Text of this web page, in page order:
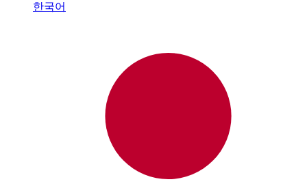
한국어